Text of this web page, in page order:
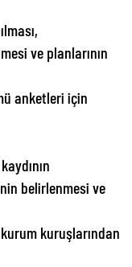
ve planlarının
anketleri için
belirlenmesi ve
kuruşlarından